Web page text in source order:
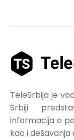
TeleSrbija je
Srbiji
informacija o
kao i